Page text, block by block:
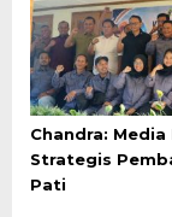
Chandra: Media
Strategis
Pati